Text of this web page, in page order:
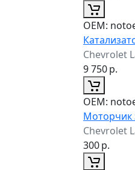
ОЕМ:
Chevrolet
9 750р.
ОЕМ:
Моторчик
Chevrolet
300р.